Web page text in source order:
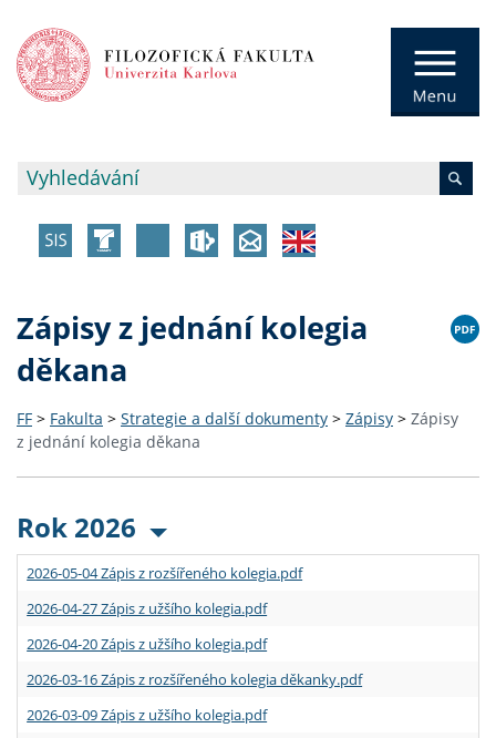
Zápisy z jednání kolegia
děkana
FF > Fakulta > Strategie a další dokumenty > Zápisy > Zápisy
z jednání kolegia děkana
Rok 2026
2026-05-04 Zápis z rozšířeného kolegia.pdf
2026-04-27 Zápis z užšího kolegia.pdf
2026-04-20 Zápis z užšího kolegia.pdf
2026-03-16 Zápis z rozšířeného kolegia děkanky.pdf
2026-03-09 Zápis z užšího kolegia.pdf